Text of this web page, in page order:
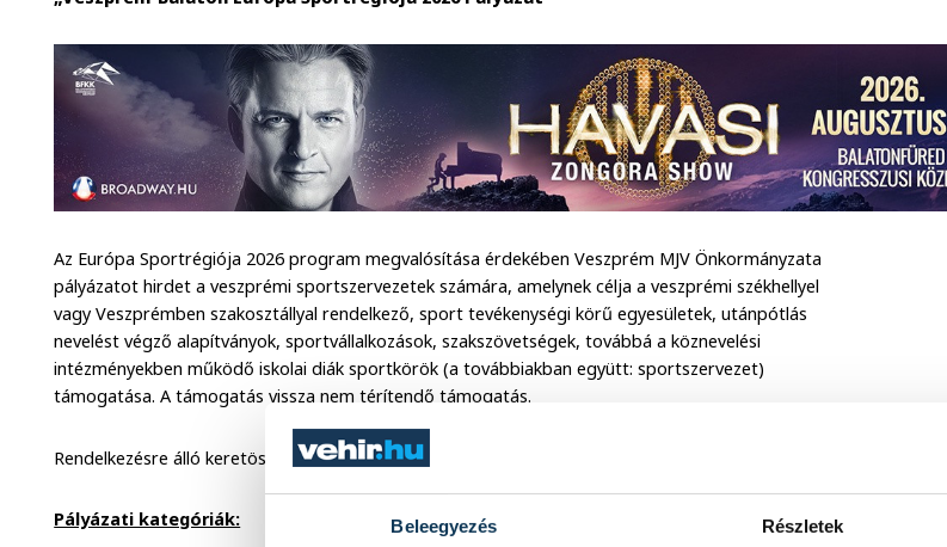
Beleegyezés Részletek
Az Európa Sportrégiója 2026 program megvalósítása érdekében Veszprém MJV Önkormányzata
pályázatot hirdet a veszprémi sportszervezetek számára, amelynek célja a veszprémi székhellyel
vagy Veszprémben szakosztállyal rendelkező, sport tevékenységi körű egyesületek, utánpótlás
nevelést végző alapítványok, sportvállalkozások, szakszövetségek, továbbá a köznevelési
intézményekben működő iskolai diák sportkörök (a továbbiakban együtt: sportszervezet)
támogatása. A támogatás vissza nem térítendő támogatás.
Rendelkezésre álló keretösszeg:40 000 000,- Ft.
Pályázati kategóriák: